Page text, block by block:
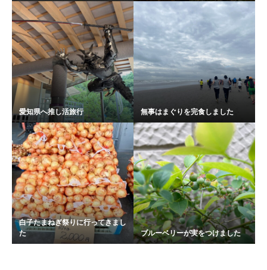
愛知県へ推し活旅行 無事はまぐりを完食しました
白子たまねぎ祭りに行ってきまし
た
ブルーベリーが実をつけました